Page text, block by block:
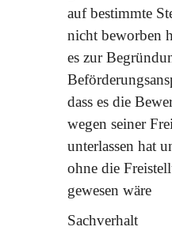
auf bestimmte
nicht beworben
es zur
dass es die
wegen seiner
unterlassen hat
ohne die
gewesen wäre
Sachverhalt